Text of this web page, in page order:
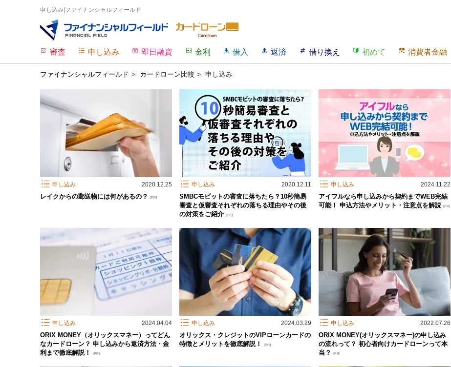
申し込み|ファイナンシャルフィールド
審査 申し込み 即日融資 金利 借入 返済 借り換え 初めて 消費者金融
ファイナンシャルフィールド カードローン比較 申し込み
申し込み 2020.12.25
レイクからの郵送物には何があるの？ [PR]
申し込み 2020.12.11
SMBCモビットの審査に落ちたら？10秒簡易
審査と仮審査それぞれの落ちる理由やその後
の対策をご紹介
[PR]
申し込み 2024.11.22
アイフルなら申し込みから契約までWEB完結
可能！ 申込方法やメリット・注意点を解説
[PR]
申し込み 2024.04.04
ORIX MONEY（オリックスマネー）ってどん
なカードローン？ 申し込みから返済方法・金
利まで徹底解説！
[PR]
申し込み 2024.03.29
オリックス・クレジットのVIPローンカードの
特徴とメリットを徹底解説！
[PR]
申し込み 2022.07.26
ORIX MONEY(オリックスマネー)の申し込み
の流れって？ 初心者向けカードローンって本
当？
[PR]